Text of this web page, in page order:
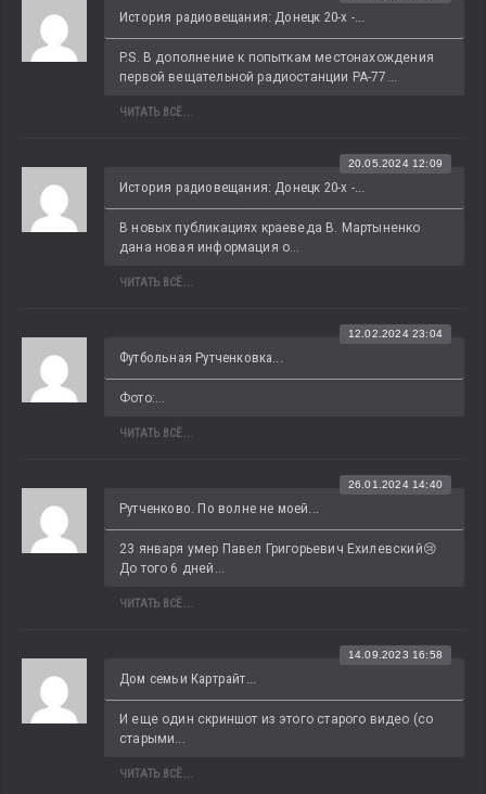
История радиовещания: Донецк 20-х -...
P.S. В дополнение к попыткам местонахождения
первой вещательной радиостанции РА-77...
ЧИТАТЬ ВСЁ...
История радиовещания: Донецк 20-х -...
20.05.2024 12:09
В новых публикациях краеведа В. Мартыненко
дана новая информация о...
ЧИТАТЬ ВСЁ...
Футбольная Рутченковка...
12.02.2024 23:04
Фото:...
ЧИТАТЬ ВСЁ...
Рутченково. По волне не моей...
26.01.2024 14:40
23 января умер Павел Григорьевич Ехилевский😢
До того 6 дней...
ЧИТАТЬ ВСЁ...
Дом семьи Картрайт...
14.09.2023 16:58
И еще один скриншот из этого старого видео (со
старыми...
ЧИТАТЬ ВСЁ...